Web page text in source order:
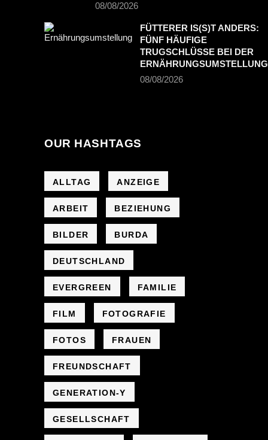
08/08/2026
FÜTTERER IS(S)T ANDERS:
FÜNF HÄUFIGE
TRUGSCHLÜSSE BEI DER
ERNÄHRUNGSUMSTELLUNG
08/08/2026
OUR HASHTAGS
ALLTAG ANZEIGE
ARBEIT BEZIEHUNG
BILDER BURDA
DEUTSCHLAND
EVERGREEN FAMILIE
FILM FOTOGRAFIE
FOTOS FRAUEN
FREUNDSCHAFT
GENERATION-Y
GESELLSCHAFT